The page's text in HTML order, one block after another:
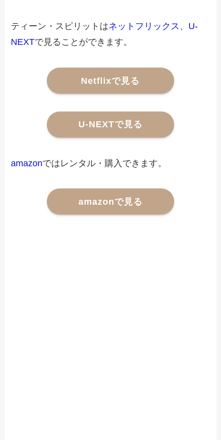
ティーン・スピリットはネットフリックス 、 U-
NEXTで見ることができます。
Netflixで見る
U-NEXTで見る
amazonではレンタル・購入できます。
amazonで見る